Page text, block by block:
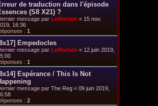
de traduction dans l'épisode
(S8 X21) ?
message par LeMartien « 15 nov.
16:36
: 1
Empedocles
message par LeMartien « 12 juin 2019,
: 1
Espérance / This Is Not
message par The Reg « 09 juin 2019,
: 2